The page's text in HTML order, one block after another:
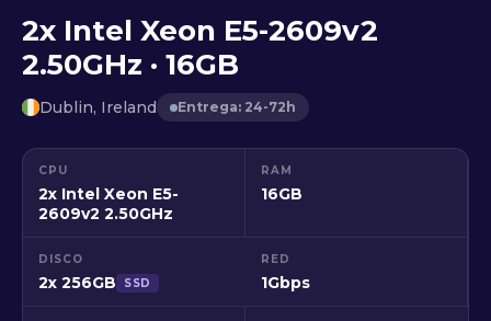
Servidores dedicados
API
Noticias
2x Intel Xeon E5-2609v2
2.50GHz · 16GB
Dublin, Ireland Entrega: 24-72h
CPU
2x Intel Xeon E5-
2609v2 2.50GHz
RAM
16GB
DISCO
2x 256GB SSD
RED
1Gbps